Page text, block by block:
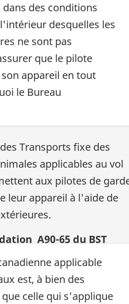
des conditions
desquelles les
ne sont pas
que le pilote
appareil en tout
le Bureau
Transports fixe des
applicables au vol
aux pilotes de
leur appareil à l'aide de
A90-65 du BST
applicable
est, à bien des
celle qui s'applique